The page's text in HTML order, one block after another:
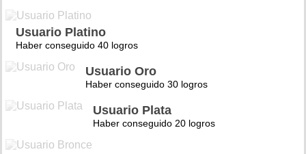
Usuario Platino
Haber conseguido 40 logros
Usuario Oro
Haber conseguido 30 logros
Usuario Plata
Haber conseguido 20 logros